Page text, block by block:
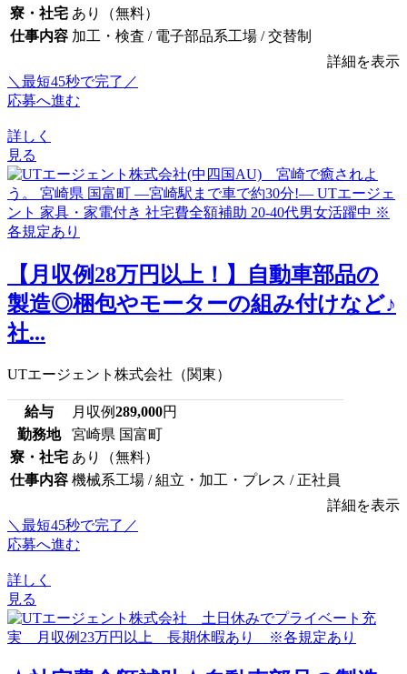
寮・社宅 あり（無料）
仕事内容 加工・検査 / 電子部品系工場 / 交替制
詳細を表示
＼最短45秒で完了／
応募へ進む
詳しく
見る
【月収例28万円以上！】自動車部品の
製造◎梱包やモーターの組み付けなど♪
社...
UTエージェント株式会社（関東）
給与 月収例289,000円
勤務地
宮崎県 国富町
寮・社宅 あり（無料）
仕事内容 機械系工場 / 組立・加工・プレス / 正社員
詳細を表示
＼最短45秒で完了／
応募へ進む
詳しく
見る